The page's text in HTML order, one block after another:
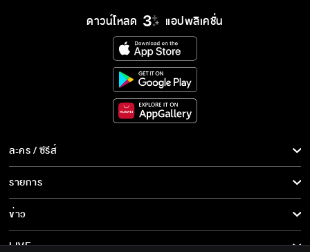
น่ารักน่าจีบ
ทำงานกับเธอไม่ไหว มัน Fake
ดาวน์โหลด แอปพลิเคชั่น
ละคร / ซีรีส์
ละคร/ซีรีส์
ซีรีส์นานาชาติ
การ์ตูน & เกม
รายการ
รายการทั้งหมด
ข่าว
ข่าวทั้งหมด
LIVE